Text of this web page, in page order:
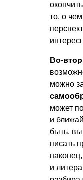
то, о
Во-
можно
может
и
быть, вы
писать
и